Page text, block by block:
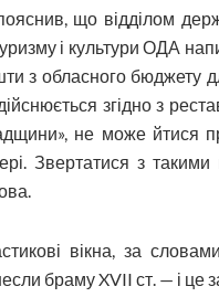
що відділом
і культури ОДА
з обласного бюджету
згідно з
не може йтися
Звертатися з
вікна, за
браму XVII ст. — і це